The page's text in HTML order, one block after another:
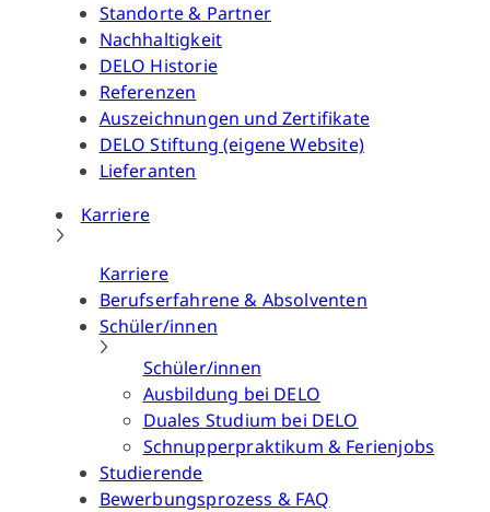
Standorte & Partner
Nachhaltigkeit
DELO Historie
Referenzen
Auszeichnungen und Zertifikate
DELO Stiftung (eigene Website)
Lieferanten
Karriere
Karriere
Berufserfahrene & Absolventen
Schüler/innen
Schüler/innen
Ausbildung bei DELO
Duales Studium bei DELO
Schnupperpraktikum & Ferienjobs
Studierende
Bewerbungsprozess & FAQ